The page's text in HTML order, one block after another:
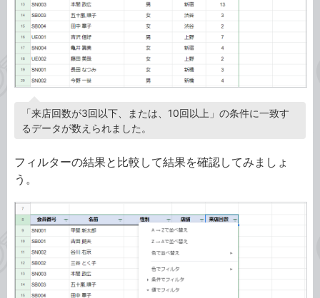
「来店回数が3回以下、または、10回以上」の条件に一致す
るデータが数えられました。
フィルターの結果と比較して結果を確認してみましょ
う。